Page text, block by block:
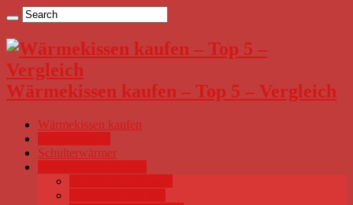
Wärmekissen kaufen – Top 5 – Vergleich
Wärmekissen kaufen
Schulterwärmer